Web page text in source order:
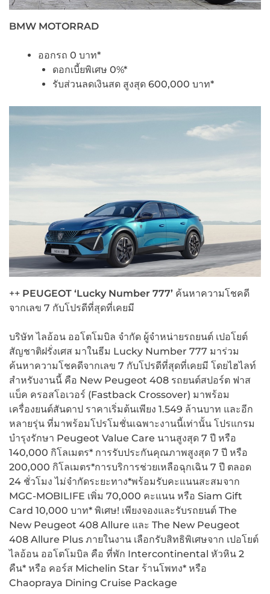
BMW MOTORRAD
ออกรถ 0 บาท*
ดอกเบี้ยพิเศษ 0%*
รับส่วนลดเงินสด สูงสุด 600,000 บาท*
++ PEUGEOT ‘Lucky Number 777’ ค้นหาความโชคดี
จากเลข 7 กับโปรดีที่สุดที่เคยมี
บริษัท ไลอ้อน ออโตโมบิล จำกัด ผู้จำหน่ายรถยนต์ เปอโยต์
สัญชาติฝรั่งเศส มาในธีม Lucky Number 777 มาร่วม
ค้นหาความโชคดีจากเลข 7 กับโปรดีที่สุดที่เคยมี โดยไฮไลท์
สำหรับงานนี้ คือ New Peugeot 408 รถยนต์สปอร์ต ฟาส
แบ็ค ครอสโอเวอร์ (Fastback Crossover) มาพร้อม
เครื่องยนต์สันดาป ราคาเริ่มต้นเพียง 1.549 ล้านบาท และอีก
หลายรุ่น ที่มาพร้อมโปรโมชั่นเฉพาะงานนี้เท่านั้น โปรแกรม
บำรุงรักษา Peugeot Value Care นานสูงสุด 7 ปี หรือ
140,000 กิโลเมตร* การรับประกันคุณภาพสูงสุด 7 ปี หรือ
200,000 กิโลเมตร*การบริการช่วยเหลือฉุกเฉิน 7 ปี ตลอด
24 ชั่วโมง ไม่จำกัดระยะทาง*พร้อมรับคะแนนสะสมจาก
MGC-MOBILIFE เพิ่ม 70,000 คะแนน หรือ Siam Gift
Card 10,000 บาท* พิเศษ! เพียงจองและรับรถยนต์ The
New Peugeot 408 Allure และ The New Peugeot
408 Allure Plus ภายในงาน เลือกรับสิทธิพิเศษจาก เปอโยต์
ไลอ้อน ออโตโมบิล คือ ที่พัก Intercontinental หัวหิน 2
คืน* หรือ คอร์ส Michelin Star ร้านโพทง* หรือ
Chaopraya Dining Cruise Package